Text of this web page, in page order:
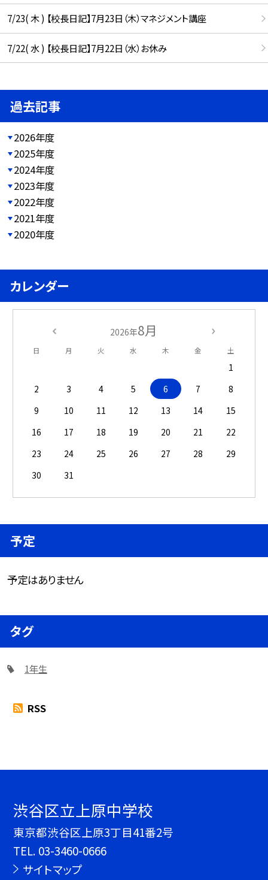
7/23( 木 ) 【校長日記】7月23日（木）マネジメント講座
7/22( 水 ) 【校長日記】7月22日（水）お休み
過去記事
2026年度
2025年度
2024年度
2023年度
2022年度
2021年度
2020年度
カレンダー
2026年8月
日 月 火 水 木 金 土
1
2
3 4 5 6 7
8
9
10 11 12 13 14
15
16
17 18 19 20 21
22
23
24 25 26 27 28
29
30
31
予定
予定はありません
タグ
1年生
RSS
渋谷区立上原中学校
東京都渋谷区上原3丁目41番2号
TEL. 03-3460-0666
サイトマップ